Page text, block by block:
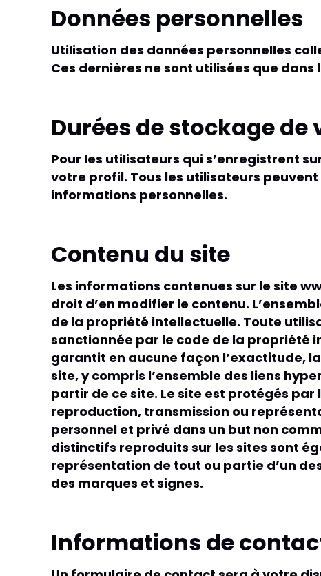
Données personnelles
Utilisation des données personnelles
Ces dernières ne sont utilisées que
Durées de stockage de
Pour les utilisateurs qui s’enregistrent
votre profil. Tous les utilisateurs
informations personnelles.
Contenu du site
Les informations contenues sur le site
droit d’en modifier le contenu.
de la propriété intellectuelle. Toute
sanctionnée par le code de la propriété
garantit en aucune façon l’exactitude,
site, y compris l’ensemble des liens
partir de ce site. Le site est protégés
reproduction, transmission ou
personnel et privé dans un but non
distinctifs reproduits sur les sites sont
représentation de tout ou partie d’un
des marques et signes.
Informations de